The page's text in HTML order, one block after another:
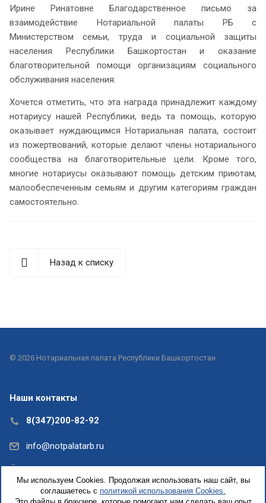
Ирине Ринатовне Благодарственное письмо за
взаимодействие Нотариальной палаты РБ с
Министерством семьи, труда и социальной защиты
населения Республики Башкортостан и оказание
благотворительной помощи организациям социального
обслуживания населения.
Хочется отметить, что эта награда принадлежит каждому
нотариусу нашей Республики, ведь та помощь, которую
оказывает нуждающимся Нотариальная палата, состоит
из пожертвований, которые делают члены нотариального
сообщества на благотворительные цели. Кроме того,
многие нотариусы оказывают помощь детским приютам,
малообеспеченным семьям и другим категориям граждан
самостоятельно.
Назад к списку
© 2026 Нотариальная палата Республики Башкортостан
Наши контакты
8(347)200-82-92
info@notpalatarb.ru
офис 5
Мы используем Cookies. Продолжая использовать наш сайт, вы
соглашаетесь с политикой использования Cookies.